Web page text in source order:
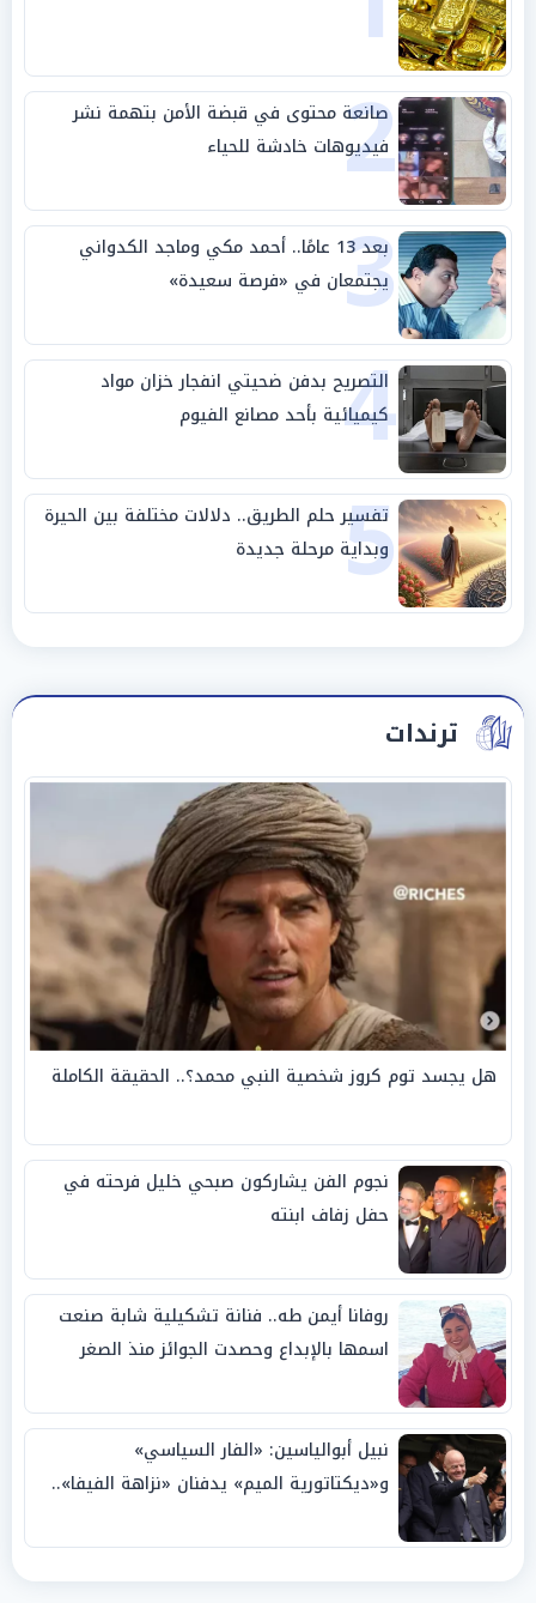
2
صانعة محتوى في قبضة الأمن بتهمة نشر
فيديوهات خادشة للحياء
3 بعد 13 عامًا.. أحمد مكي وماجد الكدواني
يجتمعان في «فرصة سعيدة»
4
التصريح بدفن ضحيتي انفجار خزان مواد
كيميائية بأحد مصانع الفيوم
5
تفسير حلم الطريق.. دلالات مختلفة بين الحيرة
وبداية مرحلة جديدة
ترندات
هل يجسد توم كروز شخصية النبي محمد؟.. الحقيقة الكاملة
نجوم الفن يشاركون صبحي خليل فرحته في
حفل زفاف ابنته
روفانا أيمن طه.. فنانة تشكيلية شابة صنعت
اسمها بالإبداع وحصدت الجوائز منذ الصغر
نبيل أبوالياسين: «الفار السياسي»
و«ديكتاتورية الميم» يدفنان «نزاهة الفيفا»..